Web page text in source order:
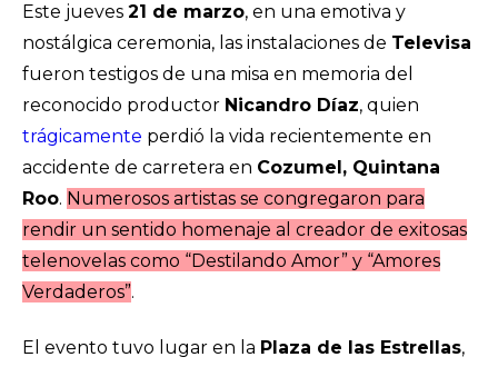
Este jueves 21 de marzo, en una emotiva y
nostálgica ceremonia, las instalaciones de Televisa
fueron testigos de una misa en memoria del
reconocido productor Nicandro Díaz, quien
trágicamente perdió la vida recientemente en
accidente de carretera en Cozumel, Quintana
Roo. Numerosos artistas se congregaron para
rendir un sentido homenaje al creador de exitosas
telenovelas como “Destilando Amor” y “Amores
Verdaderos”.
El evento tuvo lugar en la Plaza de las Estrellas,